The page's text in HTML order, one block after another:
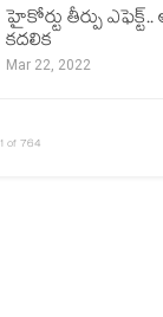
హైకోర్టు తీర్పు
కదలిక
Mar 22, 2022
1 of 764